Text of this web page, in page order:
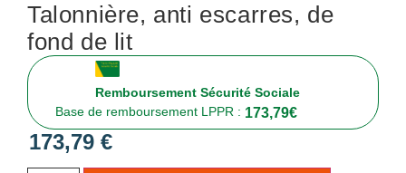
Talonnière, anti escarres, de
fond de lit
Remboursement Sécurité Sociale
Base de remboursement LPPR : 173,79€
173,79 €